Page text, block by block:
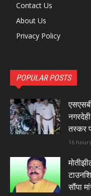
Contact Us
About Us
Privacy Policy
POPULAR POSTS
तस्कर
16
सौंपा